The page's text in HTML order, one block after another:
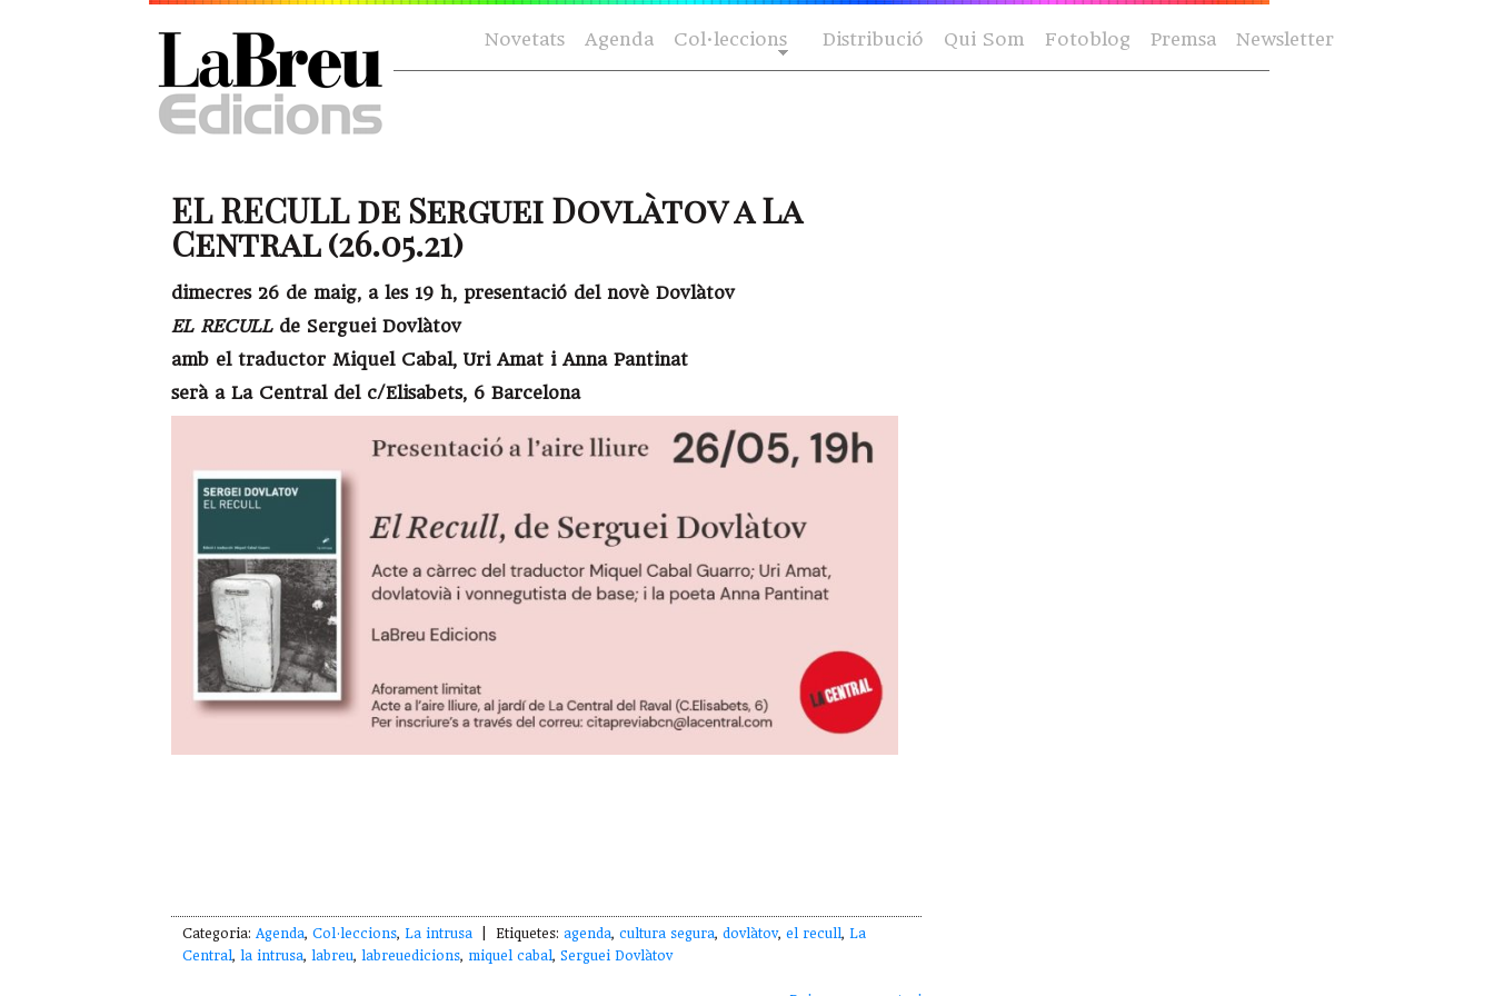
Novetats Agenda Col·leccions Distribució Qui Som Fotoblog Premsa Newsletter
EL RECULL de Serguei Dovlàtov a La
Central (26.05.21)
dimecres 26 de maig, a les 19 h, presentació del novè Dovlàtov
EL RECULLde Serguei Dovlàtov
amb el traductor Miquel Cabal, Uri Amat i Anna Pantinat
serà a La Central del c/Elisabets, 6 Barcelona
Categoria:Agenda,Col·leccions,La intrusa | Etiquetes:agenda,cultura segura,dovlàtov,el recull,La
Central,la intrusa,labreu,labreuedicions, miquel cabal,Serguei Dovlàtov